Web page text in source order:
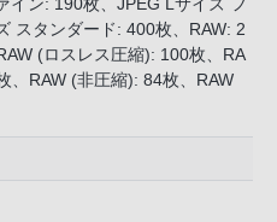
イン: 190枚、JPEG Lサイズ フ
スタンダード: 400枚、RAW: 2
(ロスレス圧縮): 100枚、RA
、RAW (非圧縮): 84枚、RAW